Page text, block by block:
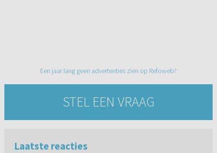
Een jaar lang geen advertenties zien op Refoweb?
STEL EEN VRAAG
Laatste reacties